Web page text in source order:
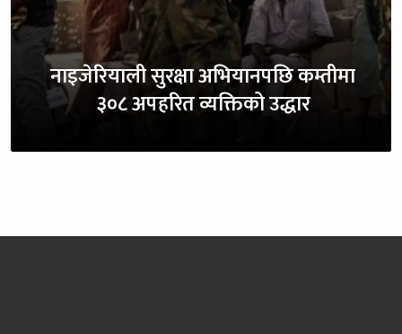
नाइजेरियाली सुरक्षा अभियानपछि कम्तीमा
३०८ अपहरित व्यक्तिको उद्धार